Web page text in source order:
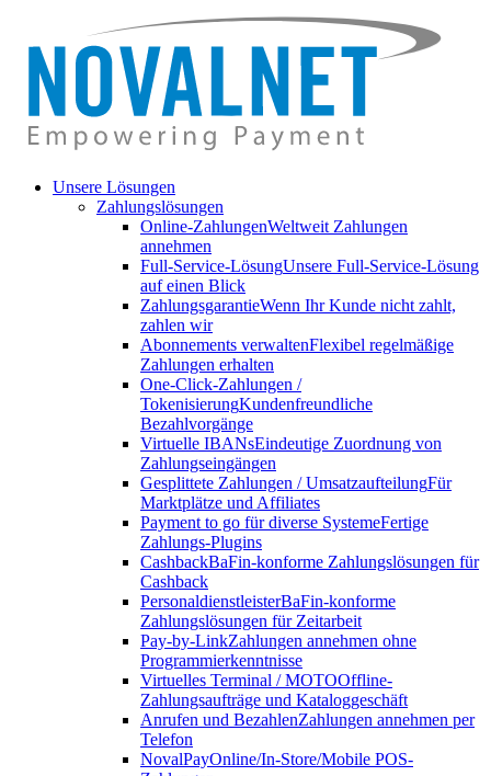
Unsere Lösungen
Zahlungslösungen
Online-ZahlungenWeltweit Zahlungen
annehmen
Full-Service-LösungUnsere Full-Service-Lösung
auf einen Blick
ZahlungsgarantieWenn Ihr Kunde nicht zahlt,
zahlen wir
Abonnements verwaltenFlexibel regelmäßige
Zahlungen erhalten
One-Click-Zahlungen /
TokenisierungKundenfreundliche
Bezahlvorgänge
Virtuelle IBANsEindeutige Zuordnung von
Zahlungseingängen
Gesplittete Zahlungen / UmsatzaufteilungFür
Marktplätze und Affiliates
Payment to go für diverse SystemeFertige
Zahlungs-Plugins
CashbackBaFin-konforme Zahlungslösungen für
Cashback
PersonaldienstleisterBaFin-konforme
Zahlungslösungen für Zeitarbeit
Pay-by-LinkZahlungen annehmen ohne
Programmierkenntnisse
Virtuelles Terminal / MOTOOffline-
Zahlungsaufträge und Kataloggeschäft
Anrufen und BezahlenZahlungen annehmen per
Telefon
NovalPayOnline/In-Store/Mobile POS-